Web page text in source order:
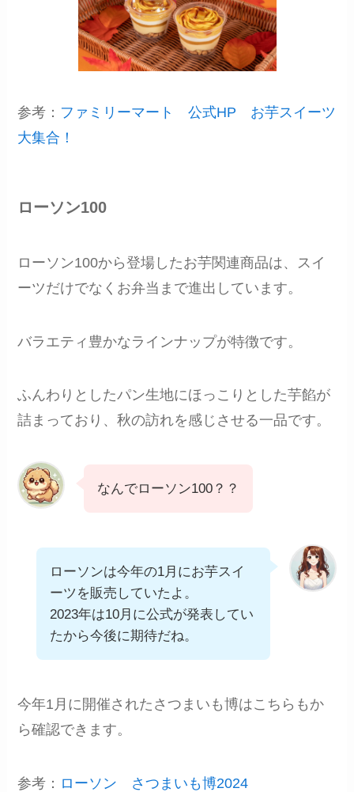
参考： ファミリーマート 公式HP お芋スイーツ
大集合！
ローソン100
ローソン100から登場したお芋関連商品は、スイ
ーツだけでなくお弁当まで進出しています。
バラエティ豊かなラインナップが特徴です。
ふんわりとしたパン生地にほっこりとした芋餡が
詰まっており、秋の訪れを感じさせる一品です。
なんでローソン100？？
ローソンは今年の1月にお芋スイ
ーツを販売していたよ。
2023年は10月に公式が発表してい
たから今後に期待だね。
今年1月に開催されたさつまいも博はこちらもか
ら確認できます。
参考： ローソン さつまいも博2024